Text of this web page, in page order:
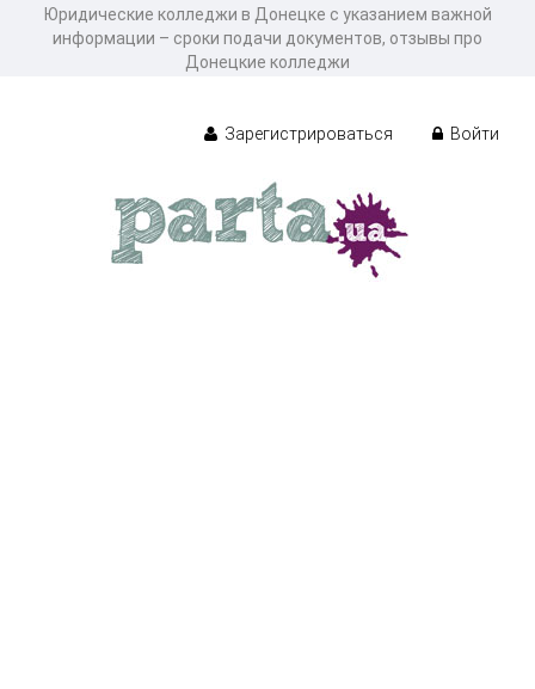
Юридические колледжи в Донецке с указанием важной
информации – сроки подачи документов, отзывы про
Донецкие колледжи
Зарегистрироваться Войти